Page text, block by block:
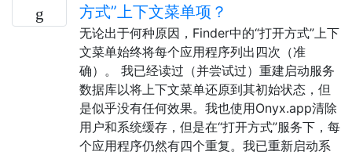
方式”上下文菜单项？
无论出于何种原因，Finder中的“打开方式”上下
文菜单始终将每个应用程序列出四次（准
确）。 我已经读过（并尝试过）重建启动服务
数据库以将上下文菜单还原到其初始状态，但
是似乎没有任何效果。我也使用Onyx.app清除
用户和系统缓存，但是在“打开方式”服务下，每
个应用程序仍然有四个重复。我已重新启动系